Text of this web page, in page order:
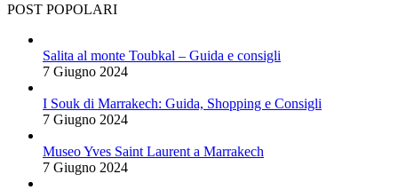
POST POPOLARI
Salita al monte Toubkal – Guida e consigli
7 Giugno 2024
I Souk di Marrakech: Guida, Shopping e Consigli
7 Giugno 2024
Museo Yves Saint Laurent a Marrakech
7 Giugno 2024